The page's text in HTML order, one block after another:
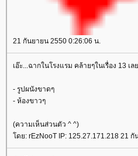
21 กันยายน 2550 0:26:06 น.
เอ๊ะ...ฉากในโรงแรม คล้ายๆในเรื่อง 13 เล
- รูปผนังขาดๆ
- ห้องขาวๆ
(ความเห็นส่วนตัว ^ ^)
ดย: rEzNooT IP: 125.27.171.218 21 กั